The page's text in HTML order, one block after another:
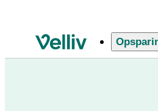
Velliv startside
Forside